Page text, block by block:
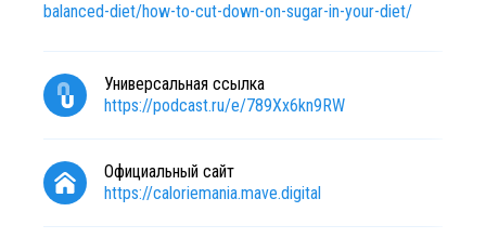
balanced-diet/how-to-cut-down-on-sugar-in-your-diet/
Универсальная ссылка
https://podcast.ru/e/789Xx6kn9RW
Официальный сайт
https://caloriemania.mave.digital